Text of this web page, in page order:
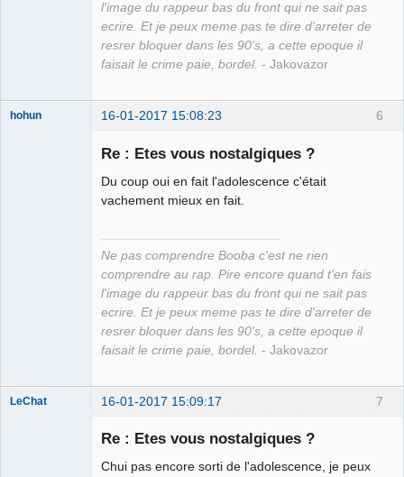
l'image du rappeur bas du front qui ne sait pas
ecrire. Et je peux meme pas te dire d'arreter de
resrer bloquer dans les 90's, a cette epoque il
faisait le crime paie, bordel. - Jakovazor
6
hohun 16-01-2017 15:08:23
Re : Etes vous nostalgiques ?
Du coup oui en fait l'adolescence c'était
vachement mieux en fait.
Ne pas comprendre Booba c'est ne rien
comprendre au rap. Pire encore quand t'en fais
l'image du rappeur bas du front qui ne sait pas
ecrire. Et je peux meme pas te dire d'arreter de
resrer bloquer dans les 90's, a cette epoque il
faisait le crime paie, bordel. - Jakovazor
7
LeChat 16-01-2017 15:09:17
Re : Etes vous nostalgiques ?
Chui pas encore sorti de l'adolescence, je peux